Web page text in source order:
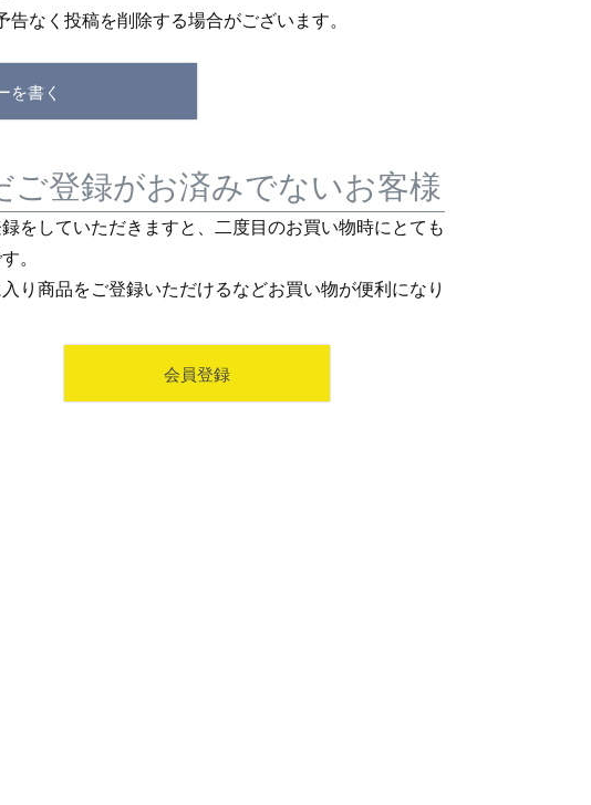
なく投稿を削除する場合がございます。
を書く
ご登録がお済みでないお客様
をしていただきますと、二度目のお買い物時にとても
。
り商品をご登録いただけるなどお買い物が便利になり
会員登録